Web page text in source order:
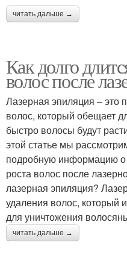
читать дальше →
Как долго
волос после
Лазерная эпиляция – это
волос, который обещает
быстро волосы будут
этой статье мы
подробную информацию о
роста волос после
лазерная эпиляция?
удаления волос, который
для уничтожения
читать дальше →